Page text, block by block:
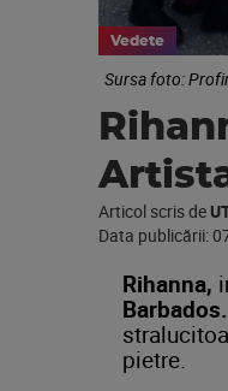
Vedete
Sursa foto:
Articol scris de
Data publicării:
Rihanna,
Barbados.
pietre.